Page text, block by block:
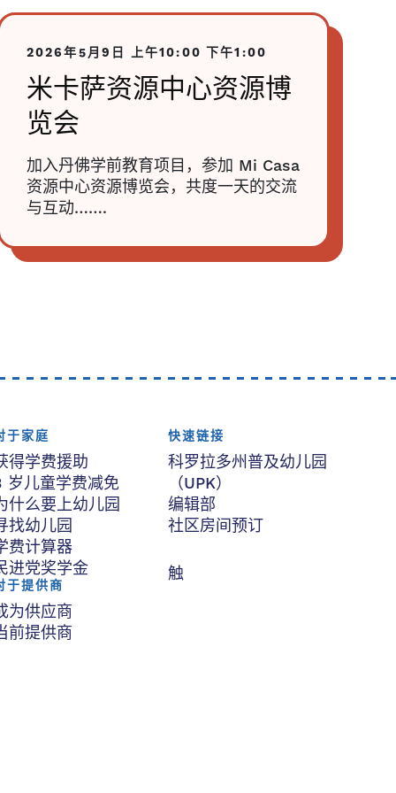
2026年5月9日 上午10:00 下午1:00
米卡萨资源中心资源博
览会
加入丹佛学前教育项目，参加 Mi Casa
资源中心资源博览会，共度一天的交流
与互动…….
于家庭
得学费援助
岁儿童学费减免
什么要上幼儿园
找幼儿园
费计算器
进党奖学金
于提供商
为供应商
前提供商
快速链接
科罗拉多州普及幼儿园
（UPK）
编辑部
社区房间预订
触